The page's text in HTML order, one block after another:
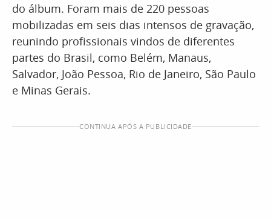
do álbum. Foram mais de 220 pessoas
mobilizadas em seis dias intensos de gravação,
reunindo profissionais vindos de diferentes
partes do Brasil, como Belém, Manaus,
Salvador, João Pessoa, Rio de Janeiro, São Paulo
e Minas Gerais.
CONTINUA APÓS A PUBLICIDADE